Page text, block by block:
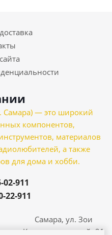
Самара) — это широкий
компонентов,
материалов
а также
для дома и хобби.
02-911
22-911
Самара, ул. Зои
Космодемьянской, 21